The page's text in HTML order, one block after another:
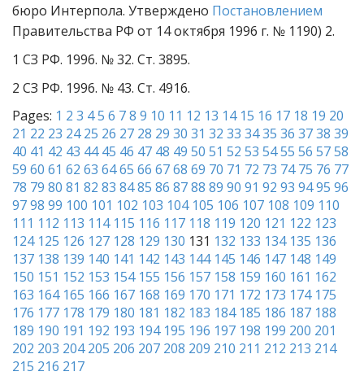
бюро Интерпола. Утверждено Постановлением
Правительства РФ от 14 октября 1996 г. № 1190) 2.
1 СЗ РФ. 1996. № 32. Ст. 3895.
2 СЗ РФ. 1996. № 43. Ст. 4916.
Pages: 1 2 3 45 6 78 9 10 11 12 13 14 15 16 17 18 19 20
21 22 23 24 25 26 27 28 29 30 31 32 33 3435 36 3738 39
40 41 42 43 44 45 46 47 48 49 50 51 52 53 5455 56 5758
59 60 61 62 63 6465 66 6768 69 70 71 72 73 74 75 76 77
78 79 80 81 82 83 8485 86 8788 89 90 91 92 93 9495 96
9798 99 100 101 102 103 104 105 106 107 108 109 110
111 112 113 114 115 116 117 118 119 120 121 122 123
124 125 126 127 128 129 130 131 132 133 134 135 136
137 138 139 140 141 142 143 144 145 146 147 148 149
150 151 152 153 154 155 156 157 158 159 160 161 162
163 164 165 166 167 168 169 170 171 172 173 174 175
176 177 178 179 180 181 182 183 184 185 186 187 188
189 190 191 192 193 194 195 196 197 198 199 200 201
202 203 204 205 206 207 208 209 210 211 212 213 214
215 216 217